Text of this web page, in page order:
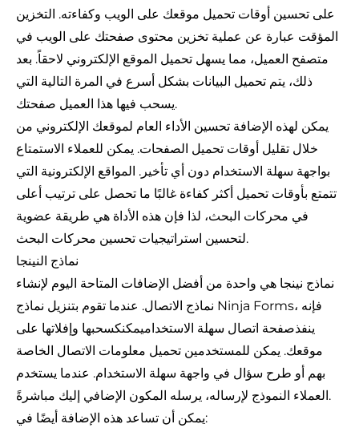
على تحسين أوقات تحميل موقعك على الويب وكفاءته. التخزين
المؤقت عبارة عن عملية تخزين محتوى صفحتك على الويب في
متصفح العميل، مما يسهل تحميل الموقع الإلكتروني لاحقاً. بعد
ذلك، يتم تحميل البيانات بشكل أسرع في المرة التالية التي
يسحب فيها هذا العميل صفحتك.
يمكن لهذه الإضافة تحسين الأداء العام لموقعك الإلكتروني من
خلال تقليل أوقات تحميل الصفحات. يمكن للعملاء الاستمتاع
بواجهة سهلة الاستخدام دون أي تأخير. المواقع الإلكترونية التي
تتمتع بأوقات تحميل أكثر كفاءة غالبًا ما تحصل على ترتيب أعلى
في محركات البحث، لذا فإن هذه الأداة هي طريقة عضوية
لتحسين استراتيجيات تحسين محركات البحث.
نماذج النينجا
نماذج نينجا هي واحدة من أفضل الإضافات المتاحة اليوم لإنشاء
نماذج الاتصال. عندما تقوم بتنزيل نماذج Ninja Forms، فإنه
ينفذصفحة اتصال سهلة الاستخداميمكنكسحبها وإفلاتها على
موقعك. يمكن للمستخدمين تحميل معلومات الاتصال الخاصة
بهم أو طرح سؤال في واجهة سهلة الاستخدام. عندما يستخدم
العملاء النموذج لإرساله، يرسله المكون الإضافي إليك مباشرةً.
يمكن أن تساعد هذه الإضافة أيضًا في: